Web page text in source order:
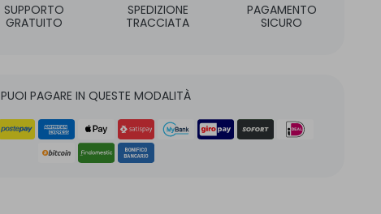
SUPPORTO
GRATUITO
SPEDIZIONE
TRACCIATA
PAGAMENTO
SICURO
PUOI PAGARE IN QUESTE MODALITÀ